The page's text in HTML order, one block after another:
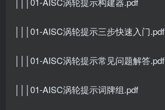
│││01-AISC涡轮提示三步快速入门.pdf
│││01-AISC涡轮提示常见问题解答.pdf
│││01-AISC涡轮提示词牌组.pdf